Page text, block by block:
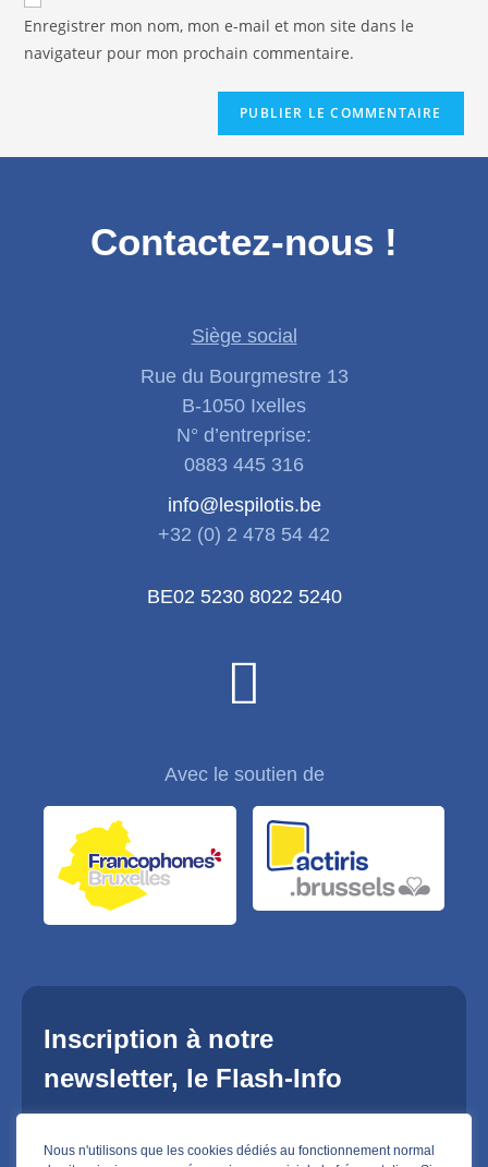
Enregistrer mon nom, mon e-mail et mon site dans le
navigateur pour mon prochain commentaire.
Contactez-nous !
Siège social
Rue du Bourgmestre 13
B-1050 Ixelles
N° d’entreprise:
0883 445 316
info@lespilotis.be
+32 (0) 2 478 54 42
BE02 5230 8022 5240
Avec le soutien de
Inscription à notre
newsletter, le Flash-Info
Nous n'utilisons que les cookies dédiés au fonctionnement normal